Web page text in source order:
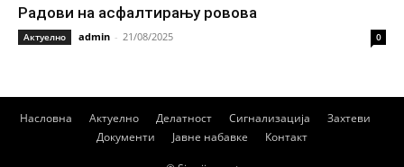
Радови на асфалтирању ровова
Актуелно admin - 21/08/2025 0
Насловна Актуелно Делатност Сигнализација
Захтеви
Документи
Јавне набавке Контакт